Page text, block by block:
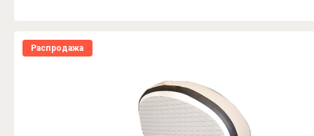
Распродажа